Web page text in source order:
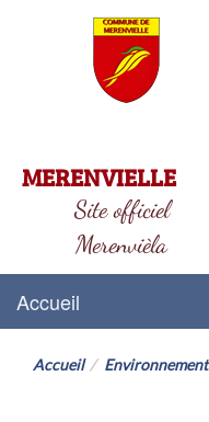
MERENVIELLE
Site officiel
Merenvièla
Accueil
Accueil Environnement